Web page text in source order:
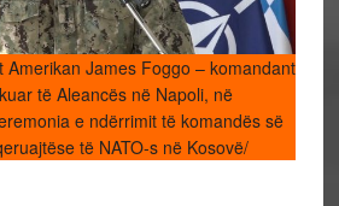
Amerikan James Foggo – komandant
të Aleancës në Napoli, në
e ndërrimit të komandës së
të NATO-s në Kosovë/